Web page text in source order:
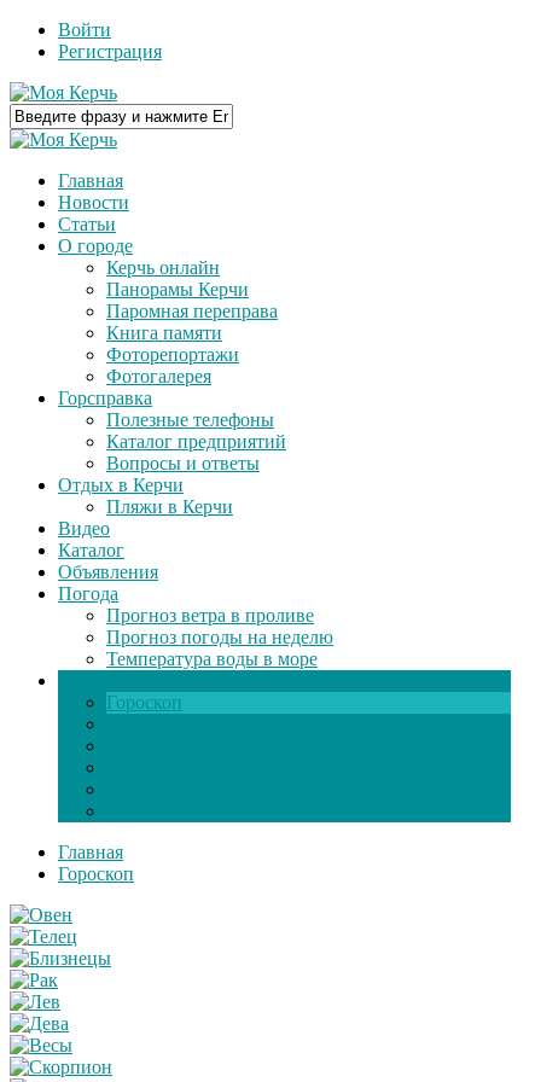
Войти
Регистрация
Главная
Новости
Статьи
О городе
Керчь онлайн
Панорамы Керчи
Паромная переправа
Книга памяти
Фоторепортажи
Фотогалерея
Горсправка
Полезные телефоны
Каталог предприятий
Вопросы и ответы
Отдых в Керчи
Пляжи в Керчи
Видео
Каталог
Объявления
Погода
Прогноз ветра в проливе
Прогноз погоды на неделю
Температура воды в море
Гороскоп
Главная
Гороскоп